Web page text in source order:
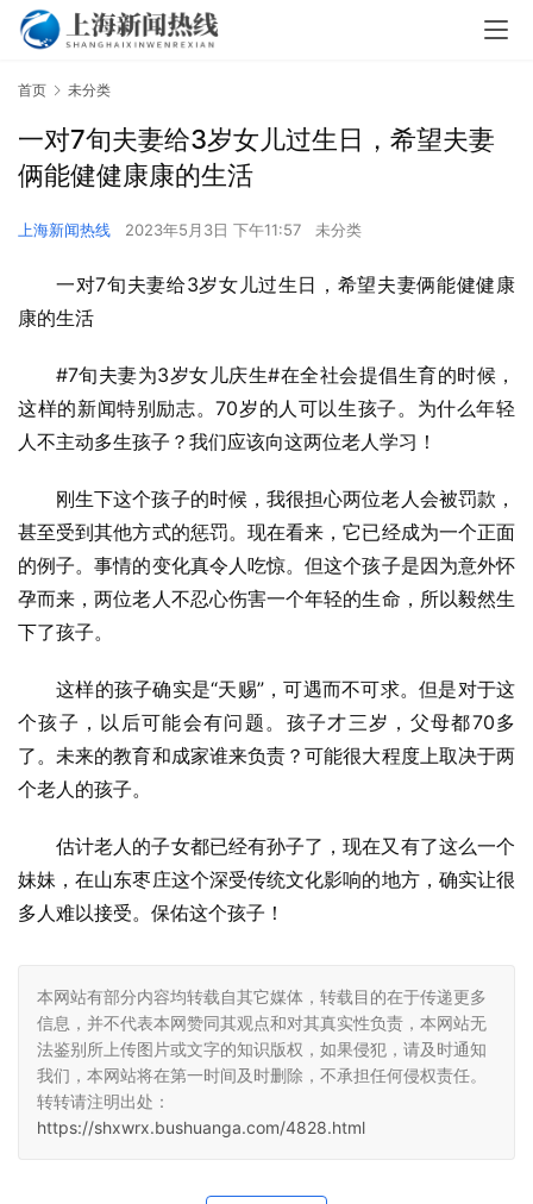
首页 未分类
一对7旬夫妻给3岁女儿过生日，希望夫妻
俩能健健康康的生活
上海新闻热线 2023年5月3日 下午11:57 未分类
一对7旬夫妻给3岁女儿过生日，希望夫妻俩能健健康
康的生活
#7旬夫妻为3岁女儿庆生#在全社会提倡生育的时候，
这样的新闻特别励志。70岁的人可以生孩子。为什么年轻
人不主动多生孩子？我们应该向这两位老人学习！
刚生下这个孩子的时候，我很担心两位老人会被罚款，
甚至受到其他方式的惩罚。现在看来，它已经成为一个正面
的例子。事情的变化真令人吃惊。但这个孩子是因为意外怀
孕而来，两位老人不忍心伤害一个年轻的生命，所以毅然生
下了孩子。
这样的孩子确实是“天赐”，可遇而不可求。但是对于这
个孩子，以后可能会有问题。孩子才三岁，父母都70多
了。未来的教育和成家谁来负责？可能很大程度上取决于两
个老人的孩子。
估计老人的子女都已经有孙子了，现在又有了这么一个
妹妹，在山东枣庄这个深受传统文化影响的地方，确实让很
多人难以接受。保佑这个孩子！
本网站有部分内容均转载自其它媒体，转载目的在于传递更多
信息，并不代表本网赞同其观点和对其真实性负责，本网站无
法鉴别所上传图片或文字的知识版权，如果侵犯，请及时通知
我们，本网站将在第一时间及时删除，不承担任何侵权责任。
转转请注明出处：
https://shxwrx.bushuanga.com/4828.html